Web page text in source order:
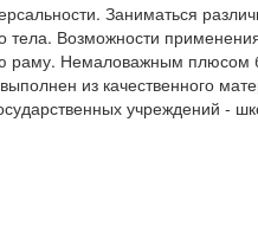
Заниматься
Возможности
раму. Немаловажным плюсом
из качественного
учреждений -